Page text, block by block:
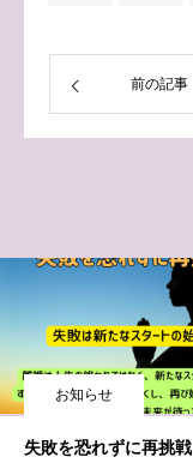
前の記事
お知らせ
失敗を恐れずに再挑戦